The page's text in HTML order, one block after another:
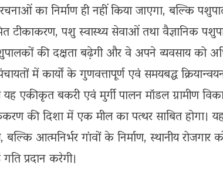
का निर्माण ही नहीं किया जाएगा, बल्कि
टीकाकरण, पशु स्वास्थ्य सेवाओं तथा वैज्ञानिक
की दक्षता बढ़ेगी और वे अपने व्यवसाय को
में कार्यों के गुणवत्तापूर्ण एवं समयबद्ध
एकीकृत बकरी एवं मुर्गी पालन मॉडल ग्रामीण
की दिशा में एक मील का पत्थर साबित होगा।
आत्मनिर्भर गांवों के निर्माण, स्थानीय रोजगार
प्रदान करेगी।